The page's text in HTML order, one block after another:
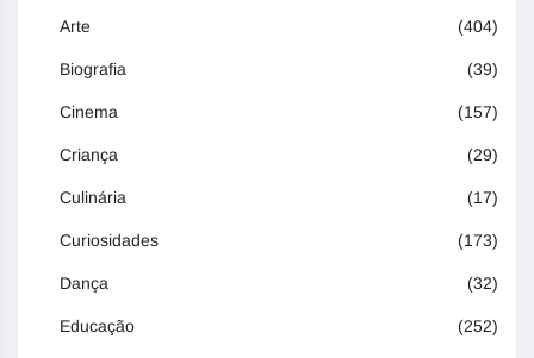
Arte (404)
Biografia (39)
Cinema (157)
Criança (29)
Culinária (17)
Curiosidades (173)
Dança (32)
Educação (252)